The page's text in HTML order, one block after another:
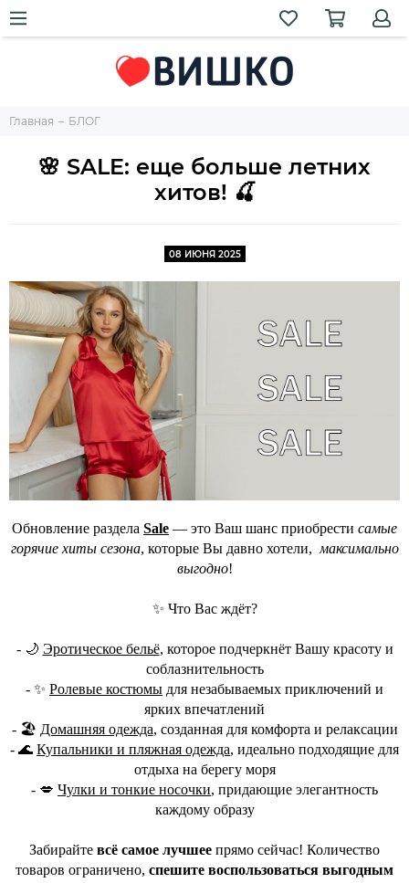
Главная БЛОГ
🌸 SALE: еще больше летних
хитов! 🍒
08 ИЮНЯ 2025
Обновление раздела Sale — это Ваш шанс приобрести самые
горячие хиты сезона, которые Вы давно хотели, максимально
выгодно!
✨ Что Вас ждёт?
- 🌙 Эротическое бельё, которое подчеркнёт Вашу красоту и
соблазнительность
- ✨ Ролевые костюмы для незабываемых приключений и
ярких впечатлений
- 🏖 Домашняя одежда, созданная для комфорта и релаксации
- 🌊 Купальники и пляжная одежда, идеально подходящие для
отдыха на берегу моря
- 💋 Чулки и тонкие носочки, придающие элегантность
каждому образу
Забирайте всё самое лучшее прямо сейчас! Количество
товаров ограничено, спешите воспользоваться выгодным